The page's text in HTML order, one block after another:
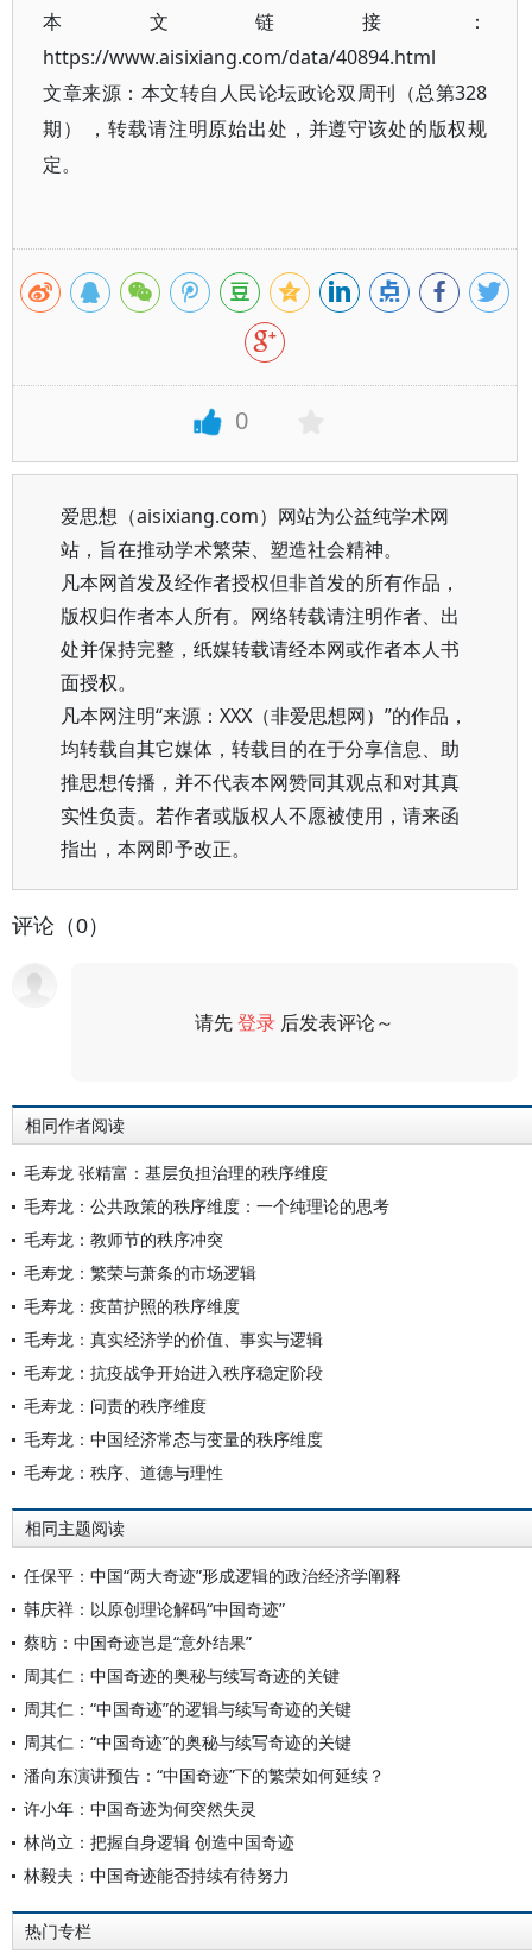
本文链接：
https://www.aisixiang.com/data/40894.html
文章来源：本文转自人民论坛政论双周刊（总第328
期） ，转载请注明原始出处，并遵守该处的版权规
定。
0
爱思想（aisixiang.com）网站为公益纯学术网
站，旨在推动学术繁荣、塑造社会精神。
凡本网首发及经作者授权但非首发的所有作品，
版权归作者本人所有。网络转载请注明作者、出
处并保持完整，纸媒转载请经本网或作者本人书
面授权。
凡本网注明“来源：XXX（非爱思想网）”的作品，
均转载自其它媒体，转载目的在于分享信息、助
推思想传播，并不代表本网赞同其观点和对其真
实性负责。若作者或版权人不愿被使用，请来函
指出，本网即予改正。
评论（0）
请先登录 后发表评论～
相同作者阅读
毛寿龙 张精富：基层负担治理的秩序维度
毛寿龙：公共政策的秩序维度：一个纯理论的思考
毛寿龙：教师节的秩序冲突
毛寿龙：繁荣与萧条的市场逻辑
毛寿龙：疫苗护照的秩序维度
毛寿龙：真实经济学的价值、事实与逻辑
毛寿龙：抗疫战争开始进入秩序稳定阶段
毛寿龙：问责的秩序维度
毛寿龙：中国经济常态与变量的秩序维度
毛寿龙：秩序、道德与理性
相同主题阅读
任保平：中国“两大奇迹”形成逻辑的政治经济学阐释
韩庆祥：以原创理论解码“中国奇迹”
蔡昉：中国奇迹岂是“意外结果”
周其仁：中国奇迹的奥秘与续写奇迹的关键
周其仁：“中国奇迹”的逻辑与续写奇迹的关键
周其仁：“中国奇迹”的奥秘与续写奇迹的关键
潘向东演讲预告：“中国奇迹”下的繁荣如何延续？
许小年：中国奇迹为何突然失灵
林尚立：把握自身逻辑 创造中国奇迹
林毅夫：中国奇迹能否持续有待努力
热门专栏